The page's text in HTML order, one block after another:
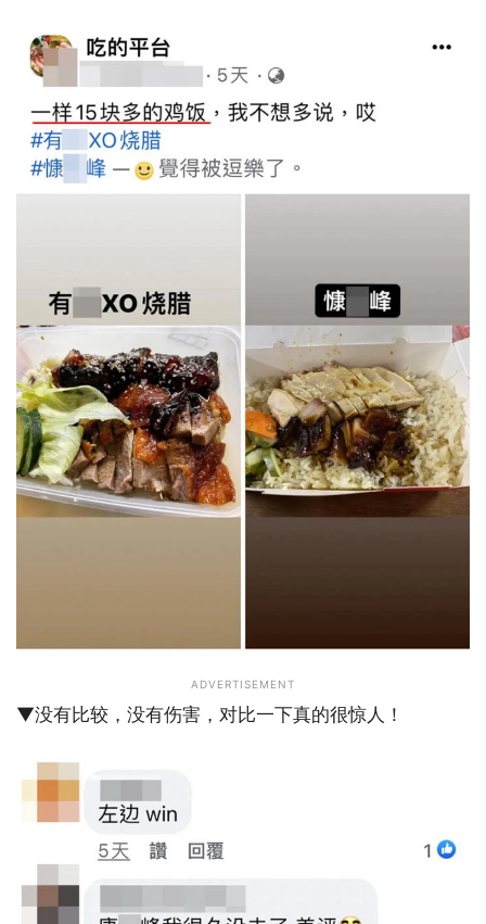
ADVERTISEMENT
▼没有比较，没有伤害，对比一下真的很惊人！